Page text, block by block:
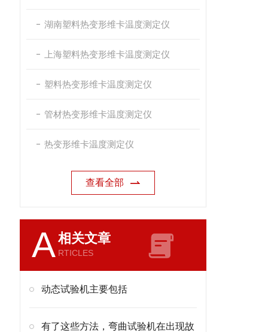
湖南塑料热变形维卡温度测定仪
上海塑料热变形维卡温度测定仪
塑料热变形维卡温度测定仪
管材热变形维卡温度测定仪
热变形维卡温度测定仪
查看全部
A相关文章
RTICLES
动态试验机主要包括
有了这些方法，弯曲试验机在出现故